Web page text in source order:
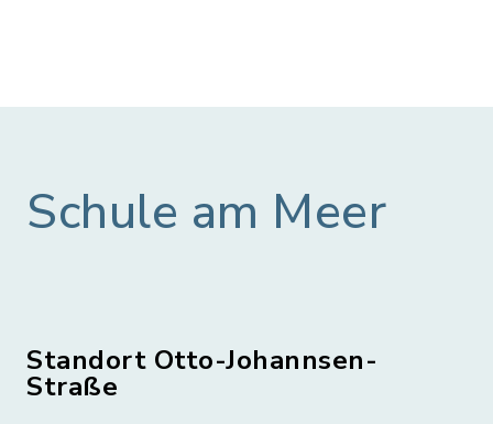
Schule am Meer
Standort Otto-Johannsen-
Straße